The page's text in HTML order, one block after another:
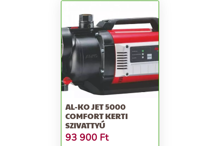
AL-KO JET 5000
COMFORT KERTI
SZIVATTYÚ
93 900 Ft